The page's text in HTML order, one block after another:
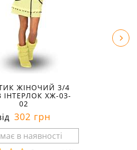
ЖІНОЧИЙ 3/4
ІНТЕРЛОК ХЖ-03-
02
302 грн